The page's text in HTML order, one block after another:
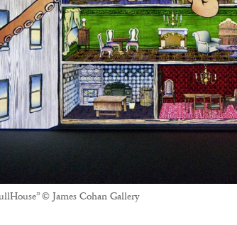
© James Cohan Gallery